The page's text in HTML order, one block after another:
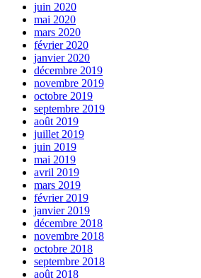
juin 2020
mai 2020
mars 2020
février 2020
janvier 2020
décembre 2019
novembre 2019
octobre 2019
septembre 2019
août 2019
juillet 2019
juin 2019
mai 2019
avril 2019
mars 2019
février 2019
janvier 2019
décembre 2018
novembre 2018
octobre 2018
septembre 2018
août 2018